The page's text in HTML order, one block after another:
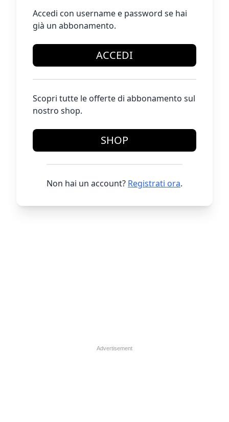
Accedi con username e password se hai
già un abbonamento.
ACCEDI
Scopri tutte le offerte di abbonamento sul
nostro shop.
SHOP
Non hai un account? Registrati ora.